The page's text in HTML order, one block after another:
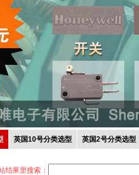
英国10号分类选型 英国2号分类选型
结果里搜索：